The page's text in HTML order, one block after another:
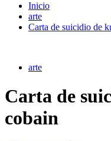
Inicio
arte
Carta de suicidio de
arte
Carta de
cobain